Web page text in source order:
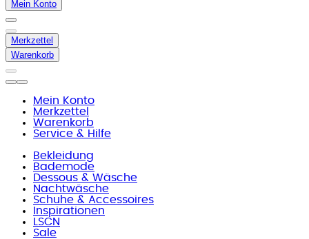
Mein Konto
Merkzettel
Warenkorb
Mein Konto
Merkzettel
Warenkorb
Service & Hilfe
Bekleidung
Bademode
Dessous & Wäsche
Nachtwäsche
Schuhe & Accessoires
Inspirationen
LSCN
Sale